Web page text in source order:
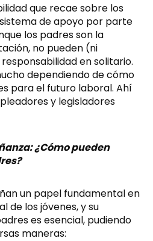
que recae sobre los
de apoyo por parte
los padres son la
no pueden (ni
en solitario.
dependiendo de cómo
para el futuro laboral. Ahí
y legisladores
¿Cómo pueden
un papel fundamental en
de los jóvenes, y su
es esencial, pudiendo
maneras: